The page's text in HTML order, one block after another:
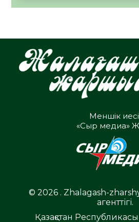
Меншік
«Сыр медиа»
© 2026 . Zhalagash-
агенттігі.
Қазақстан